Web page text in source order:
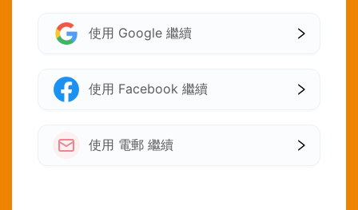
使用 Google 繼續
使用 Facebook 繼續
使用 電郵 繼續